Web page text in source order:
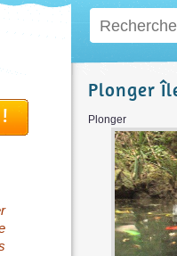
Plonger